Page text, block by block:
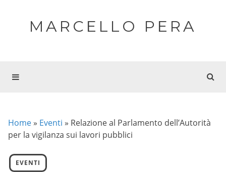
MARCELLO PERA
Home » Eventi » Relazione al Parlamento dell’Autorità
per la vigilanza sui lavori pubblici
EVENTI